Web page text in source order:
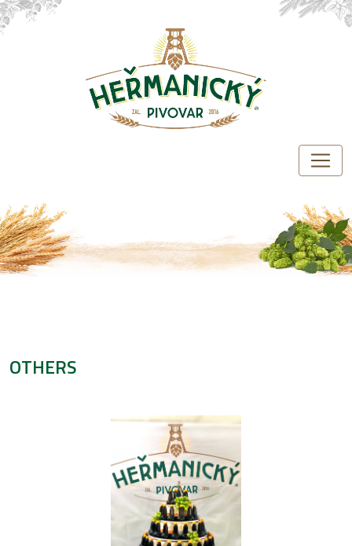
OTHERS